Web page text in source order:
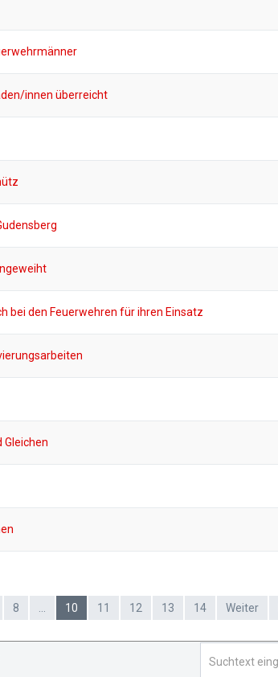
innen überreicht
bei den Feuerwehren für ihren Einsatz
Gleichen
8 10 11 12 13 14 Weiter